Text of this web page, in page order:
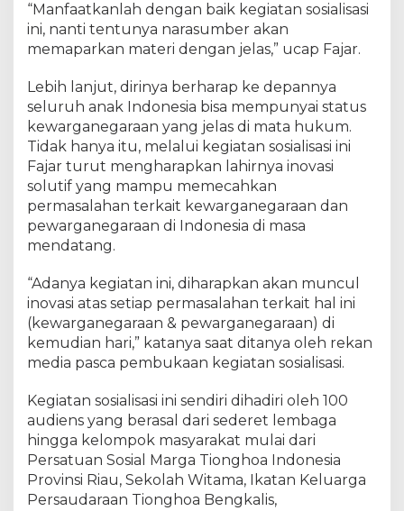
R
i
a
G
e
l
a
S
o
s
i
i
s
a
s
i
“Manfaatkanlah dengan baik kegiatan sosialisasi
ini, nanti tentunya narasumber akan
memaparkan materi dengan jelas,” ucap Fajar.
Lebih lanjut, dirinya berharap ke depannya
seluruh anak Indonesia bisa mempunyai status
kewarganegaraan yang jelas di mata hukum.
Tidak hanya itu, melalui kegiatan sosialisasi ini
Fajar turut mengharapkan lahirnya inovasi
solutif yang mampu memecahkan
permasalahan terkait kewarganegaraan dan
pewarganegaraan di Indonesia di masa
mendatang.
“Adanya kegiatan ini, diharapkan akan muncul
inovasi atas setiap permasalahan terkait hal ini
(kewarganegaraan & pewarganegaraan) di
kemudian hari,” katanya saat ditanya oleh rekan
media pasca pembukaan kegiatan sosialisasi.
Kegiatan sosialisasi ini sendiri dihadiri oleh 100
audiens yang berasal dari sederet lembaga
hingga kelompok masyarakat mulai dari
Persatuan Sosial Marga Tionghoa Indonesia
Provinsi Riau, Sekolah Witama, Ikatan Keluarga
Persaudaraan Tionghoa Bengkalis,